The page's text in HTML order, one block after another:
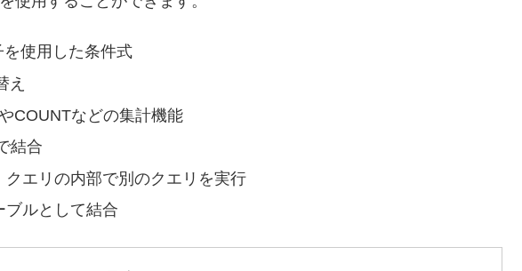
使用した条件式
え
COUNTなどの集計機能
結合
エリの内部で別のクエリを実行
ブルとして結合